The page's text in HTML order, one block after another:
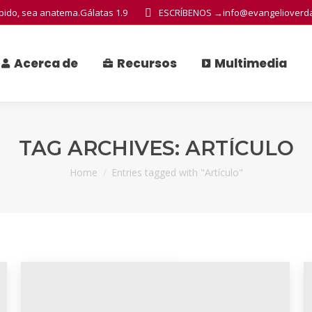
sea anatema.Gálatas 1.9 ESCRÍBENOS →
Acerca de Recursos Multimedia
TAG ARCHIVES: ARTÍCULO
You are here:
Home Entries tagged with "Artículo"